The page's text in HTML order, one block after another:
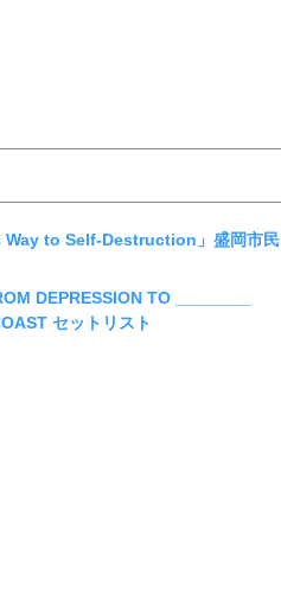
Way to Self-Destruction」盛岡市民
DEPRESSION TO ________
セットリスト